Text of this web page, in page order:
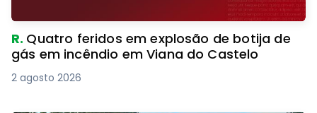
R. Quatro feridos em explosão de botija de
gás em incêndio em Viana do Castelo
2 agosto 2026